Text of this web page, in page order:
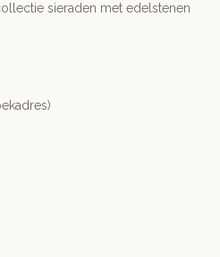
sieraden met edelstenen